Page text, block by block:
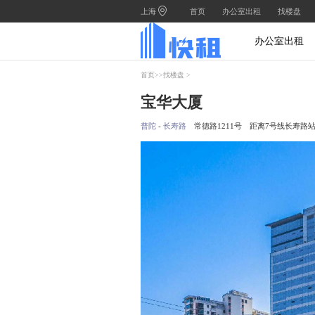
上海 首页 办公室出租 找楼盘
办公室出租
首页>>找楼盘 >
宝华大厦
普陀 - 长寿路 常德路1211号 距离7号线长寿路